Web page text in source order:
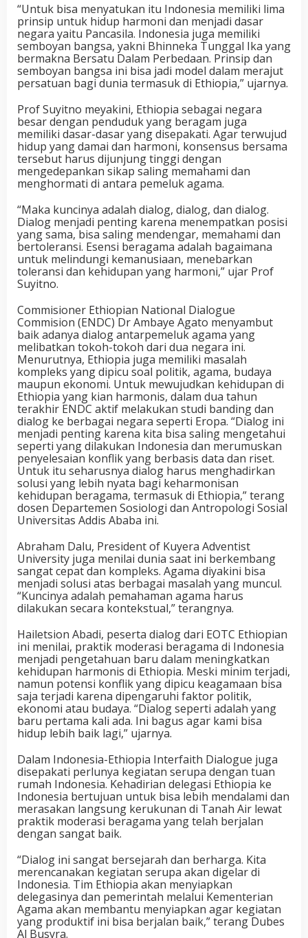
“Untuk bisa menyatukan itu Indonesia memiliki lima
prinsip untuk hidup harmoni dan menjadi dasar
negara yaitu Pancasila. Indonesia juga memiliki
semboyan bangsa, yakni Bhinneka Tunggal Ika yang
bermakna Bersatu Dalam Perbedaan. Prinsip dan
semboyan bangsa ini bisa jadi model dalam merajut
persatuan bagi dunia termasuk di Ethiopia,” ujarnya.
Prof Suyitno meyakini, Ethiopia sebagai negara
besar dengan penduduk yang beragam juga
memiliki dasar-dasar yang disepakati. Agar terwujud
hidup yang damai dan harmoni, konsensus bersama
tersebut harus dijunjung tinggi dengan
mengedepankan sikap saling memahami dan
menghormati di antara pemeluk agama.
“Maka kuncinya adalah dialog, dialog, dan dialog.
Dialog menjadi penting karena menempatkan posisi
yang sama, bisa saling mendengar, memahami dan
bertoleransi. Esensi beragama adalah bagaimana
untuk melindungi kemanusiaan, menebarkan
toleransi dan kehidupan yang harmoni,” ujar Prof
Suyitno.
Commisioner Ethiopian National Dialogue
Commision (ENDC) Dr Ambaye Agato menyambut
baik adanya dialog antarpemeluk agama yang
melibatkan tokoh-tokoh dari dua negara ini.
Menurutnya, Ethiopia juga memiliki masalah
kompleks yang dipicu soal politik, agama, budaya
maupun ekonomi. Untuk mewujudkan kehidupan di
Ethiopia yang kian harmonis, dalam dua tahun
terakhir ENDC aktif melakukan studi banding dan
dialog ke berbagai negara seperti Eropa. “Dialog ini
menjadi penting karena kita bisa saling mengetahui
seperti yang dilakukan Indonesia dan merumuskan
penyelesaian konflik yang berbasis data dan riset.
Untuk itu seharusnya dialog harus menghadirkan
solusi yang lebih nyata bagi keharmonisan
kehidupan beragama, termasuk di Ethiopia,” terang
dosen Departemen Sosiologi dan Antropologi Sosial
Universitas Addis Ababa ini.
Abraham Dalu, President of Kuyera Adventist
University juga menilai dunia saat ini berkembang
sangat cepat dan kompleks. Agama diyakini bisa
menjadi solusi atas berbagai masalah yang muncul.
“Kuncinya adalah pemahaman agama harus
dilakukan secara kontekstual,” terangnya.
Hailetsion Abadi, peserta dialog dari EOTC Ethiopian
ini menilai, praktik moderasi beragama di Indonesia
menjadi pengetahuan baru dalam meningkatkan
kehidupan harmonis di Ethiopia. Meski minim terjadi,
namun potensi konflik yang dipicu keagamaan bisa
saja terjadi karena dipengaruhi faktor politik,
ekonomi atau budaya. “Dialog seperti adalah yang
baru pertama kali ada. Ini bagus agar kami bisa
hidup lebih baik lagi,” ujarnya.
Dalam Indonesia-Ethiopia Interfaith Dialogue juga
disepakati perlunya kegiatan serupa dengan tuan
rumah Indonesia. Kehadirian delegasi Ethiopia ke
Indonesia bertujuan untuk bisa lebih mendalami dan
merasakan langsung kerukunan di Tanah Air lewat
praktik moderasi beragama yang telah berjalan
dengan sangat baik.
“Dialog ini sangat bersejarah dan berharga. Kita
merencanakan kegiatan serupa akan digelar di
Indonesia. Tim Ethiopia akan menyiapkan
delegasinya dan pemerintah melalui Kementerian
Agama akan membantu menyiapkan agar kegiatan
yang produktif ini bisa berjalan baik,” terang Dubes
Al Busyra.